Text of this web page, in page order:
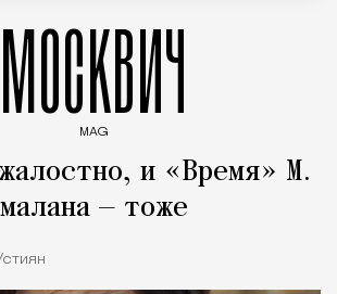
МОСКВИЧ
MAG
и «Время» М.
— тоже